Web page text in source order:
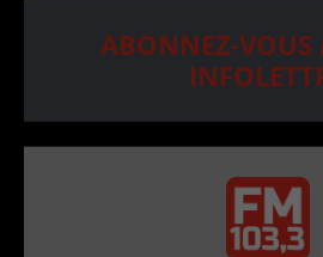
ABONNEZ-VOUS